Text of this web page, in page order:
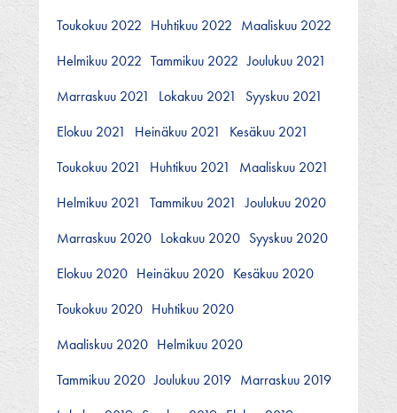
Toukokuu 2022 Huhtikuu 2022 Maaliskuu 2022
Helmikuu 2022 Tammikuu 2022 Joulukuu 2021
Marraskuu 2021
Lokakuu 2021
Syyskuu 2021
Elokuu 2021
Heinäkuu 2021
Kesäkuu 2021
Toukokuu 2021
Huhtikuu 2021
Maaliskuu 2021
Helmikuu 2021
Tammikuu 2021
Joulukuu 2020
Marraskuu 2020 Lokakuu 2020 Syyskuu 2020
Elokuu 2020 Heinäkuu 2020 Kesäkuu 2020
Toukokuu 2020 Huhtikuu 2020
Maaliskuu 2020 Helmikuu 2020
Tammikuu 2020 Joulukuu 2019 Marraskuu 2019